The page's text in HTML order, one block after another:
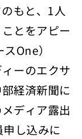
もと、1人
とをアピー
One）
ーのエクサ
経済新聞に
ディア露出
し込みに